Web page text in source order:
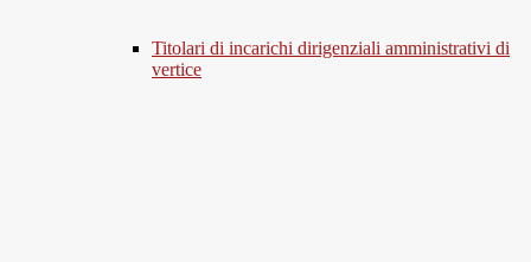
Titolari di incarichi dirigenziali amministrativi di
vertice